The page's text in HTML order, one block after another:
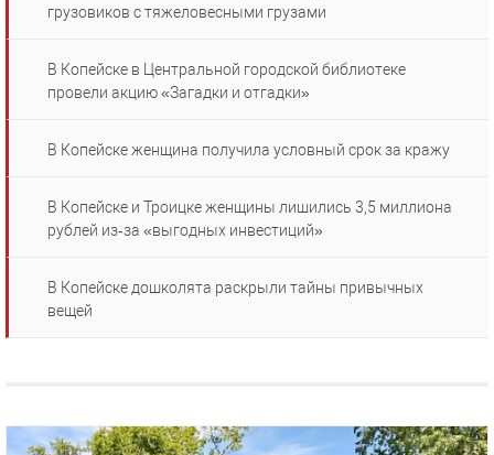
грузовиков с тяжеловесными грузами
В Копейске в Центральной городской библиотеке
провели акцию «Загадки и отгадки»
В Копейске женщина получила условный срок за кражу
В Копейске и Троицке женщины лишились 3,5 миллиона
рублей из‑за «выгодных инвестиций»
В Копейске дошколята раскрыли тайны привычных
вещей